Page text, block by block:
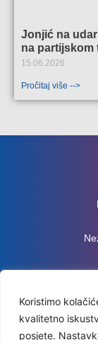
Koristimo
kvalitetno
posjete.
Jonjić na
na partijskom
15.06.2026
Pročitaj više -->